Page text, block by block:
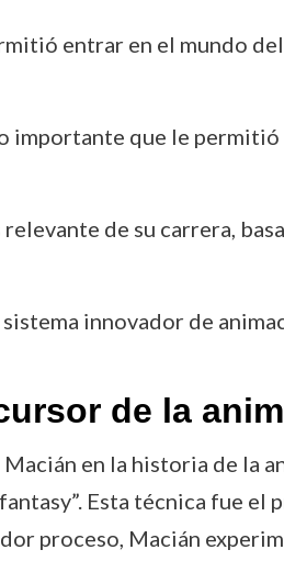
entrar en el mundo
importante que le
de su carrera,
sistema innovador de
de la
en la historia de la
Esta técnica fue el
proceso, Macián